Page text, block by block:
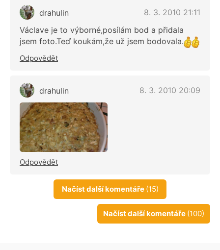
drahulin
8. 3. 2010 21:11
Václave je to výborné,posílám bod a přidala
jsem foto.Teď koukám,že už jsem bodovala.
Odpovědět
drahulin 8. 3. 2010 20:09
Odpovědět
Načíst další komentáře (15)
Načíst další komentáře (100)